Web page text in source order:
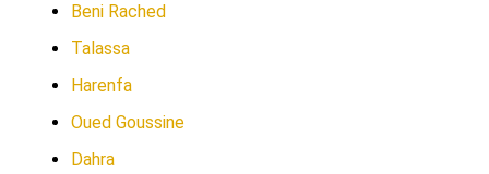
Beni Rached
Talassa
Harenfa
Oued Goussine
Dahra